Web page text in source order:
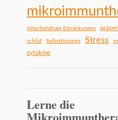
mitochondriale Erkrankungen
schlaf Selbstfürsorge Stress
zytokine
Lerne die